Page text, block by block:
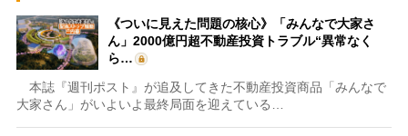
《ついに見えた問題の核心》「みんなで大家さ
ん」2000億円超不動産投資トラブル“異常なく
ら…
本誌『週刊ポスト』が追及してきた不動産投資商品「みんなで
大家さん」がいよいよ最終局面を迎えている…